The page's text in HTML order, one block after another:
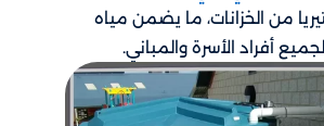
من الخزانات، ما يضمن مياه
أفراد الأسرة والمباني.